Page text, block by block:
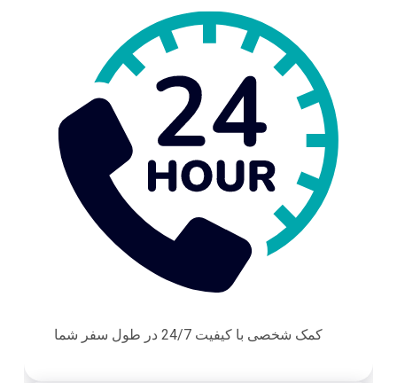
کمک شخصی با کیفیت 24/7 در طول سفر شما